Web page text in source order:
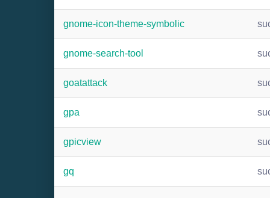
gnome-icon-theme-symbolic
gnome-search-tool
goatattack
gpa
gpicview
gq